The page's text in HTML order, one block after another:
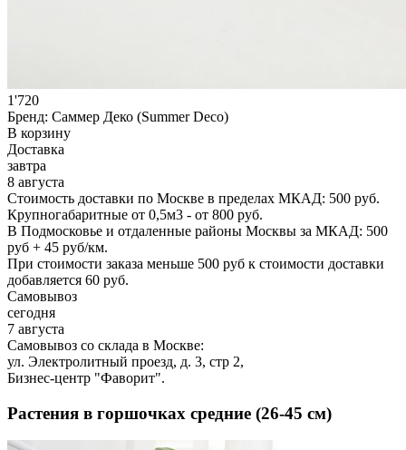
1'720
Бренд: Саммер Деко (Summer Deco)
В корзину
Доставка
завтра
8 августа
Стоимость доставки по Москве в пределах МКАД: 500 руб.
Крупногабаритные от 0,5м3 - от 800 руб.
В Подмосковье и отдаленные районы Москвы за МКАД: 500
руб + 45 руб/км.
При стоимости заказа меньше 500 руб к стоимости доставки
добавляется 60 руб.
Самовывоз
сегодня
7 августа
Самовывоз со склада в Москве:
ул. Электролитный проезд, д. 3, стр 2,
Бизнес-центр "Фаворит".
Растения в горшочках средние (26-45 см)